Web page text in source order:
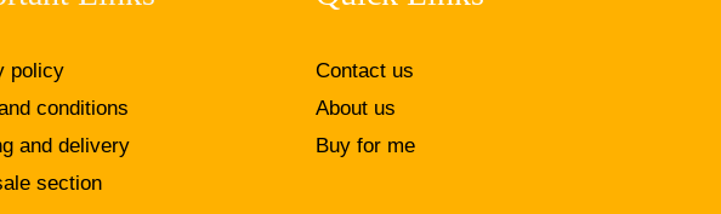
Contact us
About us
Buy for me
policy
conditions
and delivery
section